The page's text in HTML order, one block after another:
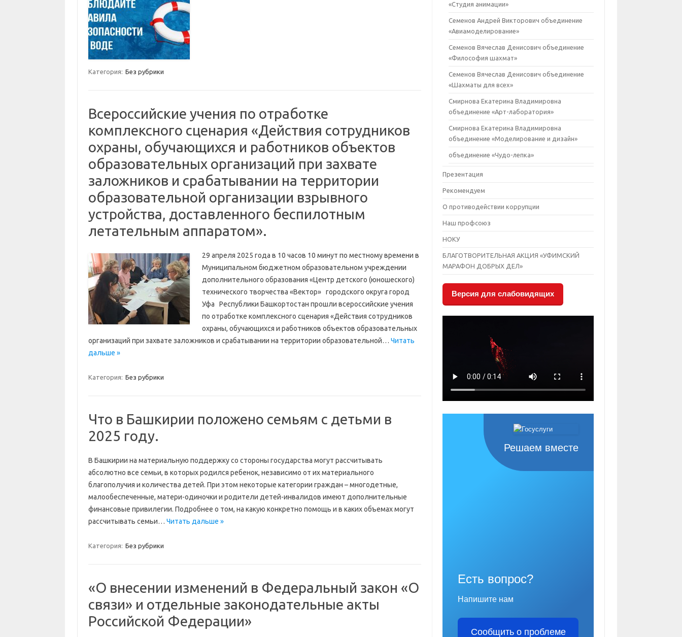
Категория: Без рубрики
Всероссийские учения по отработке
комплексного сценария «Действия сотрудников
охраны, обучающихся и работников объектов
образовательных организаций при захвате
заложников и срабатывании на территории
образовательной организации взрывного
устройства, доставленного беспилотным
летательным аппаратом».
29 апреля 2025 года в 10 часов 10 минут по местному времени в
Муниципальном бюджетном образовательном учреждении
дополнительного образования «Центр детского (юношеского)
технического творчества «Вектор» городского округа город
Уфа Республики Башкортостан прошли всероссийские учения
по отработке комплексного сценария «Действия сотрудников
охраны, обучающихся и работников объектов образовательных
организаций при захвате заложников и срабатывании на территории образовательной… Читать
дальше »
Категория: Без рубрики
Что в Башкирии положено семьям с детьми в
2025 году.
В Башкирии на материальную поддержку со стороны государства могут рассчитывать
абсолютно все семьи, в которых родился ребенок, независимо от их материального
благополучия и количества детей. При этом некоторые категории граждан – многодетные,
малообеспеченные, матери-одиночки и родители детей-инвалидов имеют дополнительные
финансовые привилегии. Подробнее о том, на какую конкретно помощь и в каких объемах могут
рассчитывать семьи… Читать дальше »
Категория: Без рубрики
«О внесении изменений в Федеральный закон «О
связи» и отдельные законодательные акты
Российской Федерации»
«Студия анимации»
Семенов Андрей Викторович объединение
«Авиамоделирование»
Семенов Вячеслав Денисович объединение
«Философия шахмат»
Семенов Вячеслав Денисович объединение
«Шахматы для всех»
Смирнова Екатерина Владимировна
объединение «Арт-лаборатория»
Смирнова Екатерина Владимировна
объединение «Моделирование и дизайн»
объединение «Чудо-лепка»
Презентация
Рекомендуем
О противодействии коррупции
Наш профсоюз
НОКУ
БЛАГОТВОРИТЕЛЬНАЯ АКЦИЯ «УФИМСКИЙ
МАРАФОН ДОБРЫХ ДЕЛ»
Версия для слабовидящих
Решаем вместе
Есть вопрос?
Напишите нам
Сообщить о проблеме